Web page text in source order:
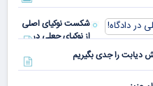
شکست نوکیای اصلی
از نوکیای جعلی در
دادگاه!
دیابت را جدی بگیریم